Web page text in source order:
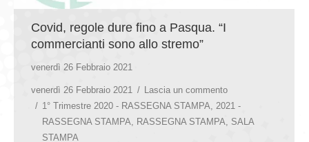
Covid, regole dure fino a Pasqua. “I
commercianti sono allo stremo”
venerdì 26 Febbraio 2021
venerdì 26 Febbraio 2021
Lascia un commento
1° Trimestre 2020 - RASSEGNA STAMPA, 2021 -
RASSEGNA STAMPA, RASSEGNA STAMPA, SALA
STAMPA